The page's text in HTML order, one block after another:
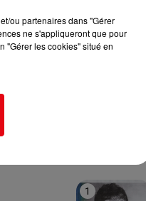
1
ou partenaires dans "Gérer
ne s'appliqueront que pour
"Gérer les cookies" situé en